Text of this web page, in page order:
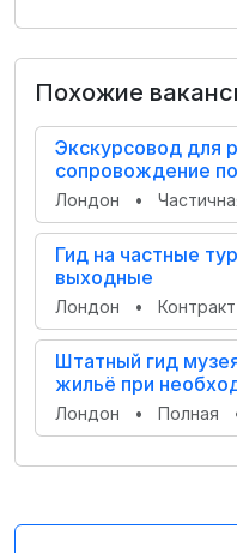
Похожие
Экскурсовод для
сопровождение
Лондон •
Гид на частные
выходные
Лондон • Контракт
Штатный гид
жильё при
Лондон • Полная